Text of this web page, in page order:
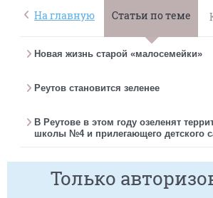
На главную Статьи по теме
Новая жизнь старой «малосемейки»
Реутов становится зеленее
В Реутове в этом году озеленят
школы №4 и прилегающего детского
Только